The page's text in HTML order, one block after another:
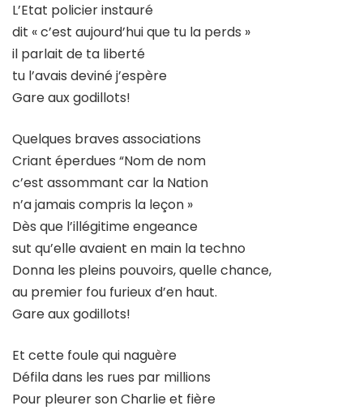
L’Etat policier instauré
dit « c’est aujourd’hui que tu la perds »
il parlait de ta liberté
tu l’avais deviné j’espère
Gare aux godillots!
Quelques braves associations
Criant éperdues “Nom de nom
c’est assommant car la Nation
n’a jamais compris la leçon »
Dès que l’illégitime engeance
sut qu’elle avaient en main la techno
Donna les pleins pouvoirs, quelle chance,
au premier fou furieux d’en haut.
Gare aux godillots!
Et cette foule qui naguère
Défila dans les rues par millions
Pour pleurer son Charlie et fière